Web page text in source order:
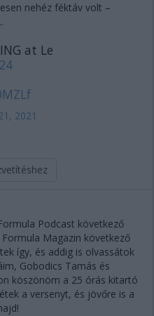
EGYÉB
PONTÁLLÁSOK
nehéz féktáv volt –
at Le
2021
Podcast következő
Magazin következő
így, és addig is olvassátok
Gobodics Tamás és
köszönöm a 25 órás kitartó
a versenyt, és jövőre is a